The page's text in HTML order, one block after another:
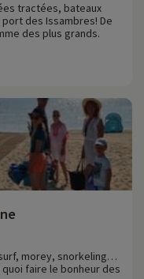
tractées, bateaux
des Issambres! De
des plus grands.
morey, snorkeling…
faire le bonheur des